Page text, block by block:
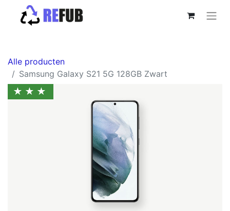
Alle producten
Samsung Galaxy S21 5G 128GB Zwart
★★★